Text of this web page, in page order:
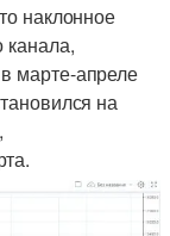
наклонное
канала,
марте-апреле
на